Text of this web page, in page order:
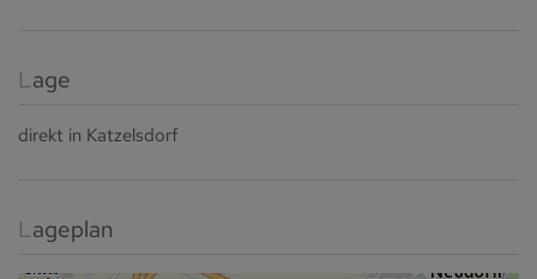
Lage
direkt in Katzelsdorf
Lageplan